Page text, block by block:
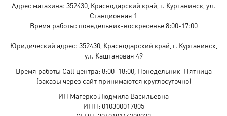
Адрес магазина: 352430, Краснодарский край, г. Курганинск, ул.
Станционная 1
Время работы: понедельник-воскресенье 8:00-17:00
Юридический адрес: 352430, Краснодарский край, г. Курганинск,
ул. Каштановая 49
Время работы Call центра: 8:00–18:00, Понедельник–Пятница
(заказы через сайт принимаются круглосуточно)
ИП Магерко Людмила Васильевна
ИНН: 010300017805